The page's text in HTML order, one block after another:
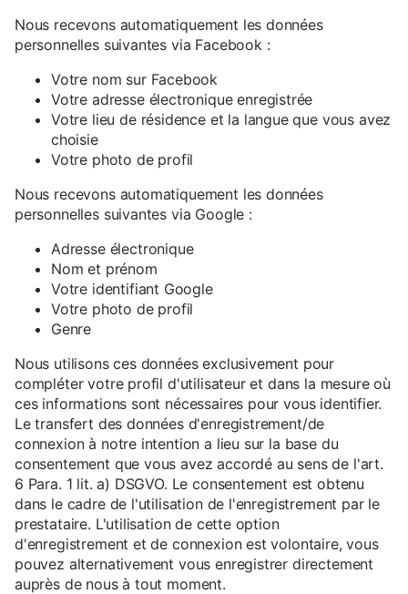
Nous recevons automatiquement les données
personnelles suivantes via Facebook :
Votre nom sur Facebook
Votre adresse électronique enregistrée
Votre lieu de résidence et la langue que vous avez
choisie
Votre photo de profil
Nous recevons automatiquement les données
personnelles suivantes via Google :
Adresse électronique
Nom et prénom
Votre identifiant Google
Votre photo de profil
Genre
Nous utilisons ces données exclusivement pour
compléter votre profil d'utilisateur et dans la mesure où
ces informations sont nécessaires pour vous identifier.
Le transfert des données d'enregistrement/de
connexion à notre intention a lieu sur la base du
consentement que vous avez accordé au sens de l'art.
6 Para. 1 lit. a) DSGVO. Le consentement est obtenu
dans le cadre de l'utilisation de l'enregistrement par le
prestataire. L'utilisation de cette option
d'enregistrement et de connexion est volontaire, vous
pouvez alternativement vous enregistrer directement
auprès de nous à tout moment.